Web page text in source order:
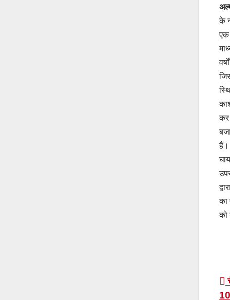
के
एक
कर
हैं।
का
को